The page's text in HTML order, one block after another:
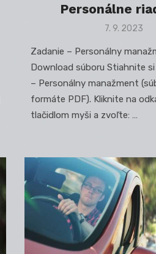
Personálne
Posted
7. 9. 2023
Zadanie – Personálny
Download súboru Stiahnite
– Personálny manažment
formáte PDF). Kliknite na
tlačidlom myši a zvoľte: …